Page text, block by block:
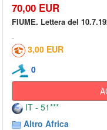
70,00 EUR
FIUME. Lettera del
3,00 EUR
0
IT - 51***
Altro Africa